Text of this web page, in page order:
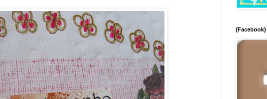
{Facebook}